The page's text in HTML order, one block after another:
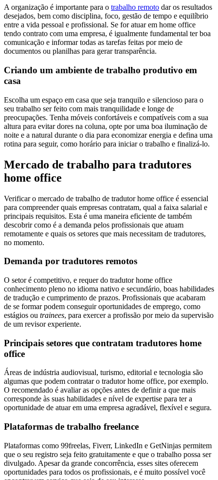
A organização é importante para o trabalho remoto dar os resultados
desejados, bem como disciplina, foco, gestão de tempo e equilíbrio
entre a vida pessoal e profissional. Se for atuar em home office
tendo contrato com uma empresa, é igualmente fundamental ter boa
comunicação e informar todas as tarefas feitas por meio de
documentos ou planilhas para gerar transparência.
Criando um ambiente de trabalho produtivo em
casa
Escolha um espaço em casa que seja tranquilo e silencioso para o
seu trabalho ser feito com mais tranquilidade e longe de
preocupações. Tenha móveis confortáveis e compatíveis com a sua
altura para evitar dores na coluna, opte por uma boa iluminação de
noite e a natural durante o dia para economizar energia e defina uma
rotina para seguir, como horário para iniciar o trabalho e finalizá-lo.
Mercado de trabalho para tradutores
home office
Verificar o mercado de trabalho de tradutor home office é essencial
para compreender quais empresas contratam, qual a faixa salarial e
principais requisitos. Esta é uma maneira eficiente de também
descobrir como é a demanda pelos profissionais que atuam
remotamente e quais os setores que mais necessitam de tradutores,
no momento.
Demanda por tradutores remotos
O setor é competitivo, e requer do tradutor home office
conhecimento pleno no idioma nativo e secundário, boas habilidades
de tradução e cumprimento de prazos. Profissionais que acabaram
de se formar podem conseguir oportunidades de emprego, como
estágios ou trainees, para exercer a profissão por meio da supervisão
de um revisor experiente.
Principais setores que contratam tradutores home
office
Áreas de indústria audiovisual, turismo, editorial e tecnologia são
algumas que podem contratar o tradutor home office, por exemplo.
O recomendado é avaliar as opções antes de definir a que mais
corresponde às suas habilidades e nível de expertise para ter a
oportunidade de atuar em uma empresa agradável, flexível e segura.
Plataformas de trabalho freelance
Plataformas como 99freelas, Fiverr, LinkedIn e GetNinjas permitem
que o seu registro seja feito gratuitamente e que o trabalho possa ser
divulgado. Apesar da grande concorrência, esses sites oferecem
oportunidades para todos os profissionais, e é muito possível você